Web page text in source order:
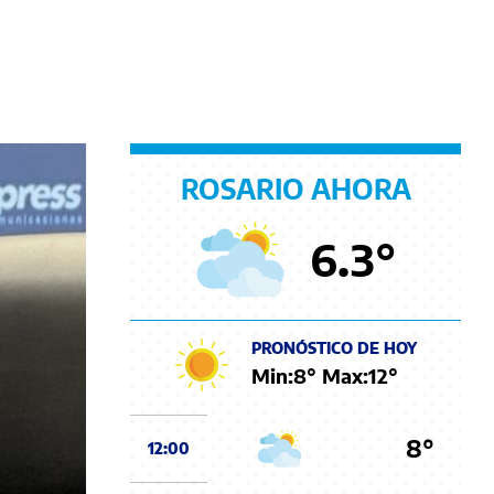
ROSARIO AHORA
6.3°
PRONÓSTICO DE HOY
Min:8° Max:12°
12:00 8°